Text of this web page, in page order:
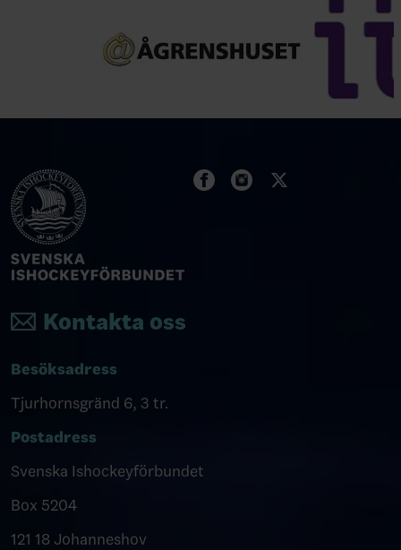
Kontakta oss
Besöksadress
Tjurhornsgränd 6, 3 tr.
Postadress
Svenska Ishockeyförbundet
Box 5204
121 18 Johanneshov